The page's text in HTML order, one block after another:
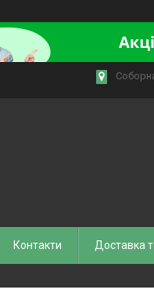
Контакти Доставка